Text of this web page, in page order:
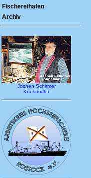
Fischereihafen
Archiv
Jochen Schirmer
Kunstmaler